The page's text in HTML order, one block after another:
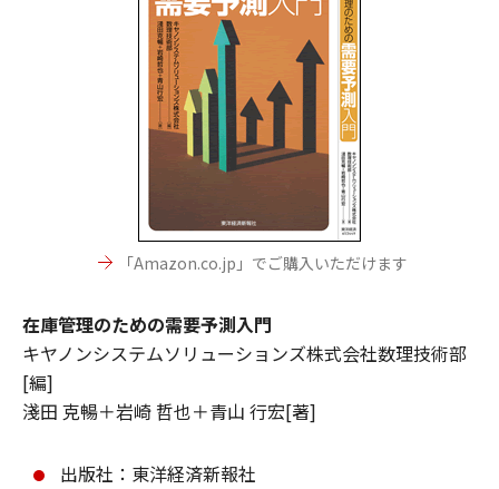
「Amazon.co.jp」でご購入いただけます
在庫管理のための需要予測入門
キヤノンシステムソリューションズ株式会社数理技術部
[編]
淺田 克暢＋岩崎 哲也＋青山 行宏[著]
出版社：東洋経済新報社